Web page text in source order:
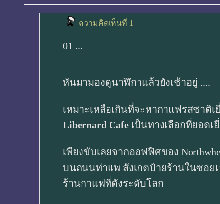
ความคิดเห็นที่ 1
01 ...
หันมามองดูนาฬิกาแล้วยังเช้าอยู่ ....
เหมาะเหลือเกินที่จะหากาแฟรสชาติ
Libernard Cafe เป็นทางเลือกที่ยอดเ
เพียงขับเลยจากออฟฟิศของ
บนถนนท่าแพ สังเกตป้ายร้านในซอย
ร้านกาแฟที่ดังระดับโลก